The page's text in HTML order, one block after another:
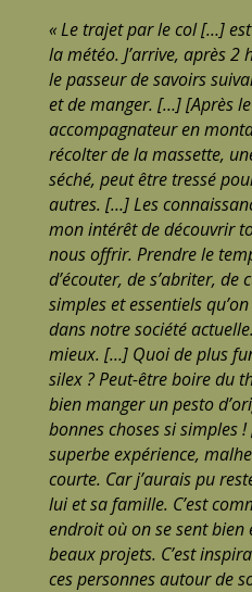
« Le trajet par le col […]
la météo. J’arrive, après 2
le passeur de savoirs
et de manger. […] [Après
accompagnateur en
récolter de la massette,
séché, peut être tressé
autres. […] Les
mon intérêt de découvrir
nous offrir. Prendre le
d’écouter, de s’abriter, de
simples et essentiels
dans notre société
mieux. […] Quoi de plus
silex ? Peut-être boire du
bien manger un pesto
bonnes choses si simples
superbe expérience,
courte. Car j’aurais pu
lui et sa famille. C’est
endroit où on se sent bien
beaux projets. C’est
ces personnes autour de